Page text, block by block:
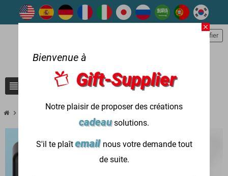
view_headline
S'identifier
chevron_right chevron_right Étuis techniques et organisateurs
close
Bienvenue à
Gift-Supplier
Notre plaisir de proposer des créations
cadeausolutions.
S'il te plaîtemail nous votre demande tout
de suite.